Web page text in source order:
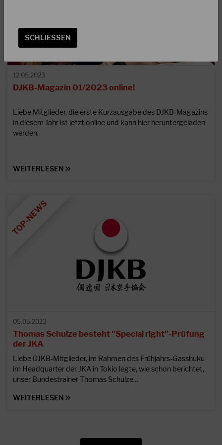
12.05.2023
DJKB-Magazin 01/2023 online!
Liebe Mitglieder, die erste Kurzausgabe des DJKB-Magazins
in diesem Jahr ist jetzt online und kann hier heruntergeladen
werden.
WEITERLESEN
05.05.2023
Thomas Schulze besteht "Special right"-Prüfung
der JKA
Liebe DJKB-Mitglieder, im Rahmen des Frühjahrs-Gasshuku
im Headquarter der JKA in Tokio legte, wie schon berichtet,
unser Bundestrainer Thomas Schulze…
WEITERLESEN
SCHLIESSEN